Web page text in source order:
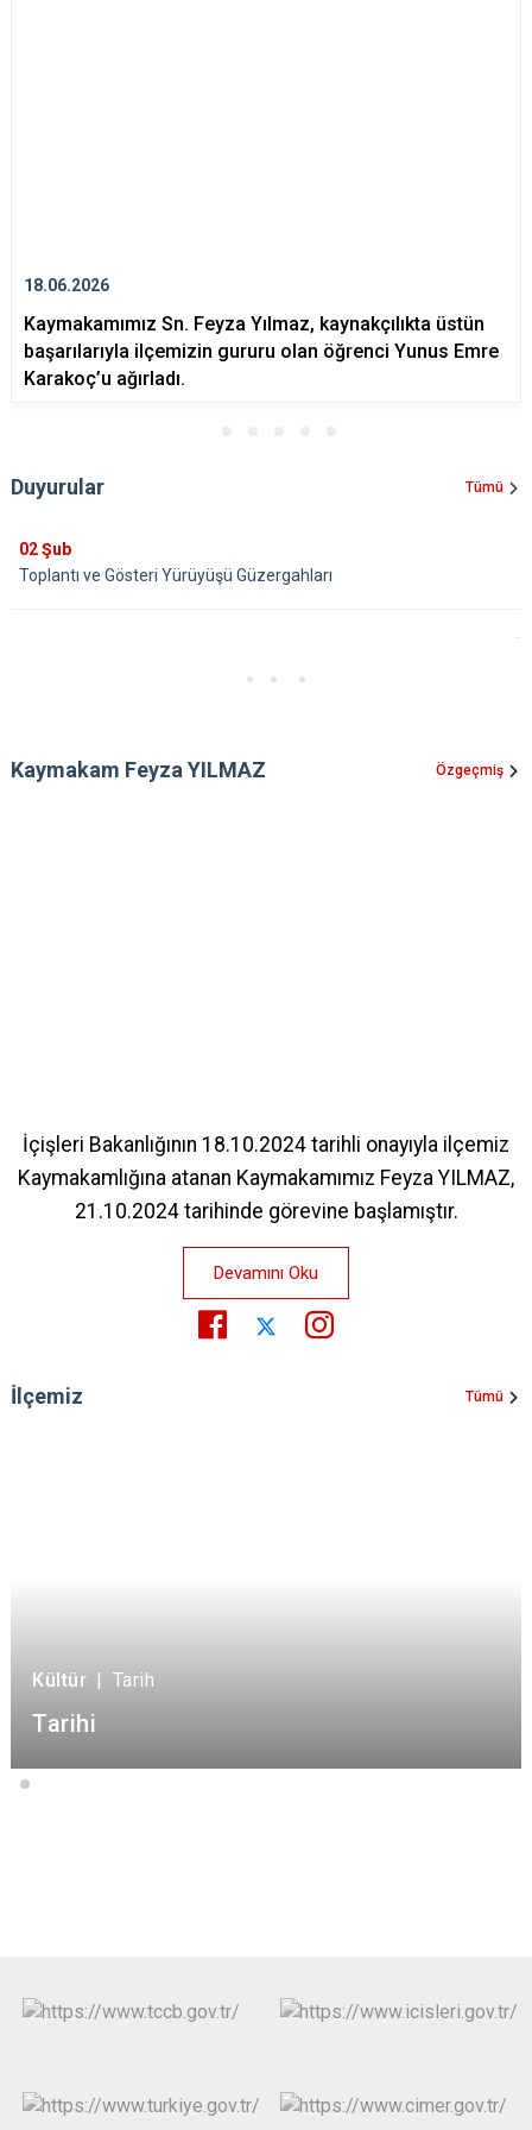
18.06.2026
Kaymakamımız Sn. Feyza Yılmaz, kaynakçılıkta üstün
başarılarıyla ilçemizin gururu olan öğrenci Yunus Emre
Karakoç’u ağırladı.
Duyurular Tümü
02Şub
Toplantı ve Gösteri Yürüyüşü Güzergahları
Kaymakam Feyza YILMAZ Özgeçmiş
İçişleri Bakanlığının 18.10.2024 tarihli onayıyla ilçemiz
Kaymakamlığına atanan Kaymakamımız Feyza YILMAZ,
21.10.2024 tarihinde görevine başlamıştır.
Devamını Oku
İlçemiz Tümü
Kültür | Tarih
Tarihi